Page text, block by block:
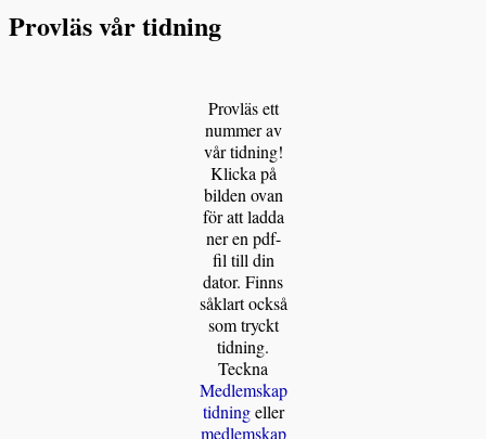
Provläs vår tidning
Provläs ett
nummer av
vår tidning!
Klicka på
bilden ovan
för att ladda
ner en pdf-
fil till din
dator. Finns
såklart också
som tryckt
tidning.
Teckna
Medlemskap
tidningeller
medlemskap